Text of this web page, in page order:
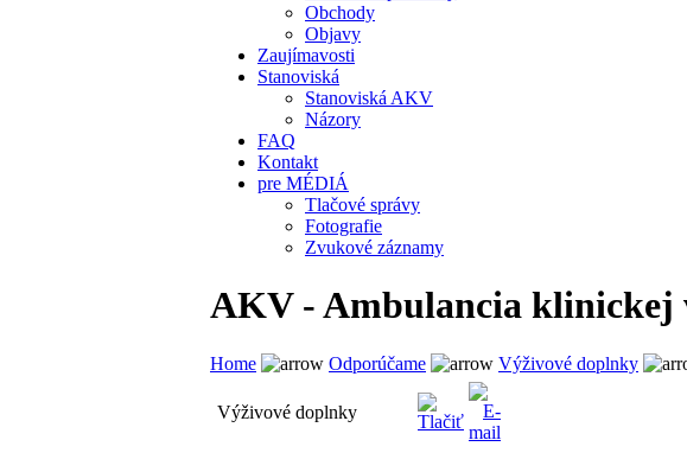
Obchody
Objavy
Zaujímavosti
Stanoviská
Stanoviská AKV
Názory
FAQ
Kontakt
pre MÉDIÁ
Tlačové správy
Fotografie
Zvukové záznamy
AKV - Ambulancia klinickej
Home Odporúčame Výživové doplnky
Výživové doplnky